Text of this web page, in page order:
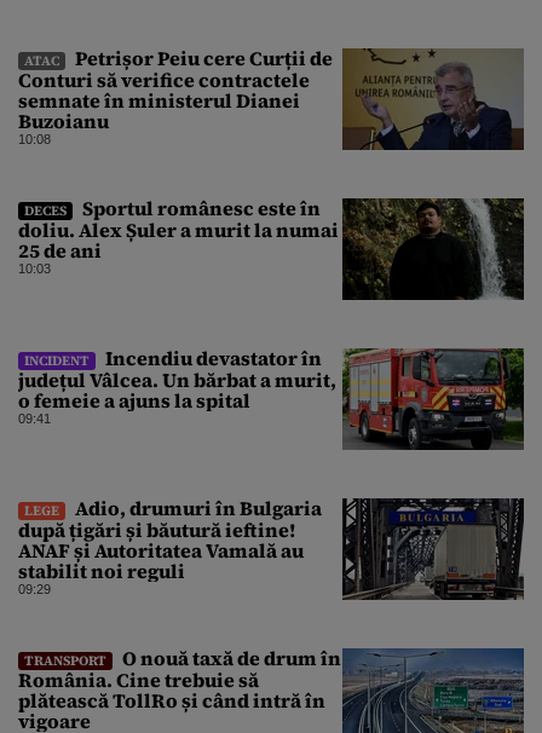
ATAC
Petrișor Peiu cere Curții de
Conturi să verifice contractele
semnate în ministerul Dianei
Buzoianu
10:08
DECES
Sportul românesc este în
doliu. Alex Șuler a murit la numai
25 de ani
10:03
INCIDENT
Incendiu devastator în
județul Vâlcea. Un bărbat a murit,
o femeie a ajuns la spital
09:41
LEGE
Adio, drumuri în Bulgaria
după țigări și băutură ieftine!
ANAF și Autoritatea Vamală au
stabilit noi reguli
09:29
TRANSPORT
O nouă taxă de drum în
România. Cine trebuie să
plătească TollRo și când intră în
vigoare